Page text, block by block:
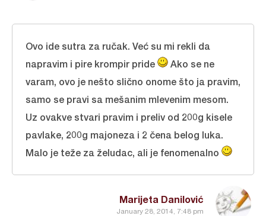
Marijeta Danilović
January 28, 2014, 7:48 pm
Ovo ide sutra za ručak. Već su mi rekli da
napravim i pire krompir pride
Ako se ne
varam, ovo je nešto slično onome što ja pravim,
samo se pravi sa mešanim mlevenim mesom.
Uz ovakve stvari pravim i preliv od 200g kisele
pavlake, 200g majoneza i 2 čena belog luka.
Malo je teže za želudac, ali je fenomenalno